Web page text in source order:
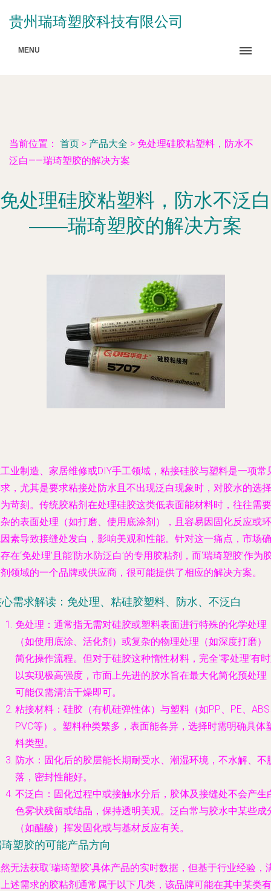
贵州瑞琦塑胶科技有限公司
MENU
当前位置： 首页 > 产品大全 > 免处理硅胶粘塑料，防水不
泛白——瑞琦塑胶的解决方案
免处理硅胶粘塑料，防水不泛白
——瑞琦塑胶的解决方案
业制造、家居维修或DIY手工领域，粘接硅胶与塑料是一项常
，尤其是要求粘接处防水且不出现泛白现象时，对胶水的选择
苛刻。传统胶粘剂在处理硅胶这类低表面能材料时，往往需要
的表面处理（如打磨、使用底涂剂），且容易因固化反应或环
素导致接缝处发白，影响美观和性能。针对这一痛点，市场确
在‘免处理’且能‘防水防泛白’的专用胶粘剂，而‘瑞琦塑胶’作为
领域的一个品牌或供应商，很可能提供了相应的解决方案。
需求解读：免处理、粘硅胶塑料、防水、不泛白
免处理 ：通常指无需对硅胶或塑料表面进行特殊的化学处理
（如使用底涂、活化剂）或复杂的物理处理（如深度打磨）
简化操作流程。但对于硅胶这种惰性材料，完全‘零处理’有
以实现极高强度，市面上先进的胶水旨在最大化简化预处理
可能仅需清洁干燥即可。
粘接材料 ：硅胶（有机硅弹性体）与塑料（如PP、PE、
PVC等）。塑料种类繁多，表面能各异，选择时需明确具体
料类型。
防水 ：固化后的胶层能长期耐受水、潮湿环境，不水解、不
落，密封性能好。
不泛白 ：固化过程中或接触水分后，胶体及接缝处不会产生
色雾状残留或结晶，保持透明美观。泛白常与胶水中某些成
（如醋酸）挥发固化或与基材反应有关。
塑胶的可能产品方向
无法获取‘瑞琦塑胶’具体产品的实时数据，但基于行业经验，
述需求的胶粘剂通常属于以下几类，该品牌可能在其中某类有